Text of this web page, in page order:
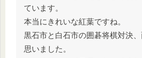
ています。
本当にきれいな紅葉ですね。
黒石市と白石市の囲碁将棋対決
思いました。